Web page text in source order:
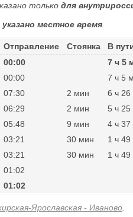
только для
местное время
Отправление Стоянка В
00:00 7 ч 5
00:00 7 ч 5
07:30 2 мин 6 ч 26
06:29 2 мин 5 ч 25
05:48 9 мин 4 ч 37
03:21 30 мин 1 ч
03:21 30 мин 1 ч
01:02
01:02
Ярославская - Иваново